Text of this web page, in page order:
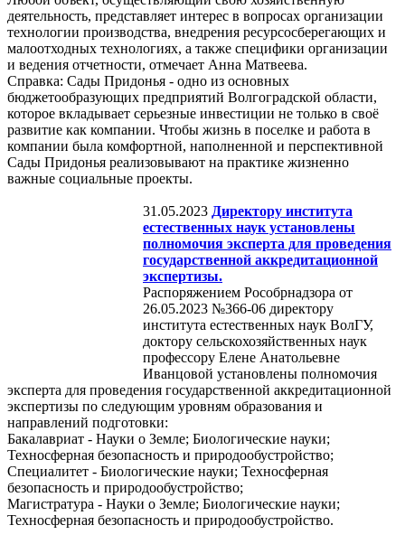
деятельность, представляет интерес в вопросах организации
технологии производства, внедрения ресурсосберегающих и
малоотходных технологиях, а также специфики организации
и ведения отчетности, отмечает Анна Матвеева.
Справка: Сады Придонья - одно из основных
бюджетообразующих предприятий Волгоградской области,
которое вкладывает серьезные инвестиции не только в своё
развитие как компании. Чтобы жизнь в поселке и работа в
компании была комфортной, наполненной и перспективной
Сады Придонья реализовывают на практике жизненно
важные социальные проекты.
31.05.2023 Директору института
естественных наук установлены
полномочия эксперта для проведения
государственной аккредитационной
экспертизы.
Распоряжением Рособрнадзора от
26.05.2023 №366-06 директору
института естественных наук ВолГУ,
доктору сельскохозяйственных наук
профессору Елене Анатольевне
Иванцовой установлены полномочия
эксперта для проведения государственной аккредитационной
экспертизы по следующим уровням образования и
направлений подготовки:
Бакалавриат - Науки о Земле; Биологические науки;
Техносферная безопасность и природообустройство;
Специалитет - Биологические науки; Техносферная
безопасность и природообустройство;
Магистратура - Науки о Земле; Биологические науки;
Техносферная безопасность и природообустройство.